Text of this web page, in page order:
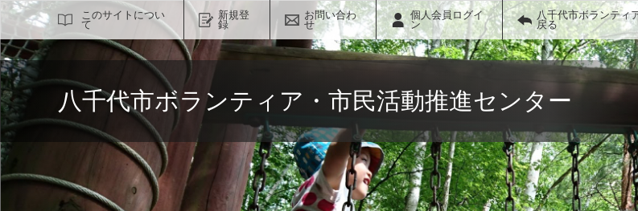
このサイトについ
て
新規登
録
お問い合わ
せ
個人会員ログイ
ン
八千代市ボランティ
戻る
サイト内検索
八千代市ボランティア・市民活動推進センター